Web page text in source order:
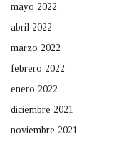
mayo 2022
abril 2022
marzo 2022
febrero 2022
enero 2022
diciembre 2021
noviembre 2021